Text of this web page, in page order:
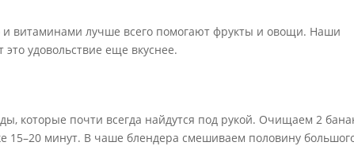
и витаминами лучше всего помогают фрукты и овощи. Наши
удовольствие еще вкуснее.
которые почти всегда найдутся под рукой. Очищаем 2
15–20 минут. В чаше блендера смешиваем половину